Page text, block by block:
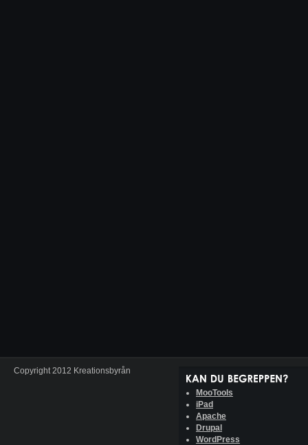
Copyright 2012 Kreationsbyrån
MooTools
iPad
Apache
Drupal
WordPress